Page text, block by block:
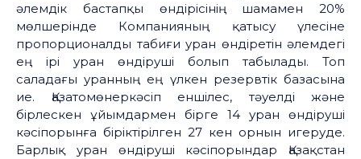
әлемдік бастапқы өндірісінің шамамен 20%
мөлшерінде Компанияның қатысу үлесіне
пропорционалды табиғи уран өндіретін әлемдегі
ең ірі уран өндіруші болып табылады. Топ
саладағы уранның ең үлкен резервтік базасына
ие. Қазатомөнеркәсіп еншілес, тәуелді және
бірлескен ұйымдармен бірге 14 уран өндіруші
кәсіпорынға біріктірілген 27 кен орнын игеруде.
Барлық уран өндіруші кәсіпорындар Қазақстан